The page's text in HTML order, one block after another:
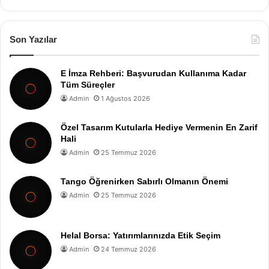
Son Yazılar
E İmza Rehberi: Başvurudan Kullanıma Kadar
Tüm Süreçler
Admin 1 Ağustos 2026
Özel Tasarım Kutularla Hediye Vermenin En Zarif
Hali
Admin 25 Temmuz 2026
Tango Öğrenirken Sabırlı Olmanın Önemi
Admin 25 Temmuz 2026
Helal Borsa: Yatırımlarınızda Etik Seçim
Admin 24 Temmuz 2026